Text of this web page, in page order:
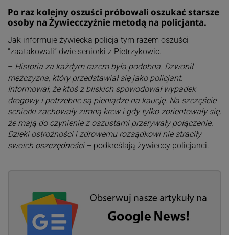
Po raz kolejny oszuści próbowali oszukać starsze
osoby na Żywiecczyźnie metodą na policjanta.
Jak informuje żywiecka policja tym razem oszuści
“zaatakowali” dwie seniorki z Pietrzykowic.
– Historia za każdym razem była podobna. Dzwonił
mężczyzna, który przedstawiał się jako policjant.
Informował, że ktoś z bliskich spowodował wypadek
drogowy i potrzebne są pieniądze na kaucję. Na szczęście
seniorki zachowały zimną krew i gdy tylko zorientowały się,
że mają do czynienie z oszustami przerywały połączenie.
Dzięki ostrożności i zdrowemu rozsądkowi nie straciły
swoich oszczędności– podkreślają żywieccy policjanci.